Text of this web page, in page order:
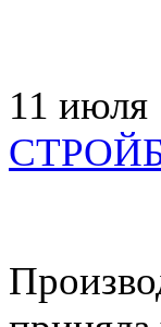
11 июля